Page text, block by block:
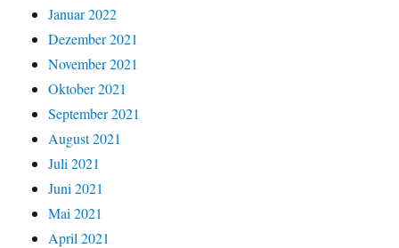
Januar 2022
Dezember 2021
November 2021
Oktober 2021
September 2021
August 2021
Juli 2021
Juni 2021
Mai 2021
April 2021